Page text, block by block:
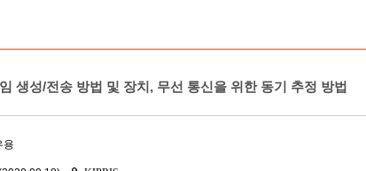
생성/전송 방법 및 장치, 무선 통신을 위한 동기 추정 방법
용